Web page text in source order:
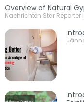
Overview of Natural
Nachrichten Star Reporter